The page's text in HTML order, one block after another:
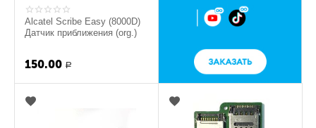
Alcatel Scribe Easy (8000D)
Датчик приближения (org.)
150.00 Р